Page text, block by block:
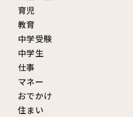
育児
教育
中学受験
中学生
仕事
マネー
おでかけ
住まい